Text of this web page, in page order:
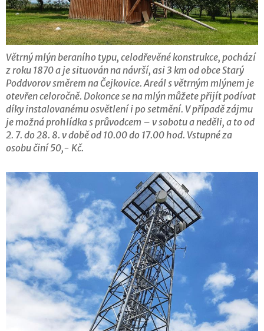
Větrný mlýn beraního typu, celodřevěné konstrukce, pochází
z roku 1870 a je situován na návrší, asi 3 km od obce Starý
Poddvorov směrem na Čejkovice. Areál s větrným mlýnem je
otevřen celoročně. Dokonce se na mlýn můžete přijít podívat
díky instalovanému osvětlení i po setmění. V případě zájmu
je možná prohlídka s průvodcem – v sobotu a neděli, a to od
2. 7. do 28. 8. v době od 10.00 do 17.00 hod. Vstupné za
osobu činí 50,- Kč.